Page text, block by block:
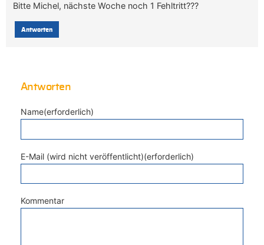
Bitte Michel, nächste Woche noch 1 Fehltritt???
Antworten
Antworten
Name(erforderlich)
E-Mail (wird nicht veröffentlicht)(erforderlich)
Kommentar